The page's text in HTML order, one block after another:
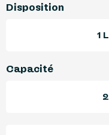
Disposition
1
Capacité